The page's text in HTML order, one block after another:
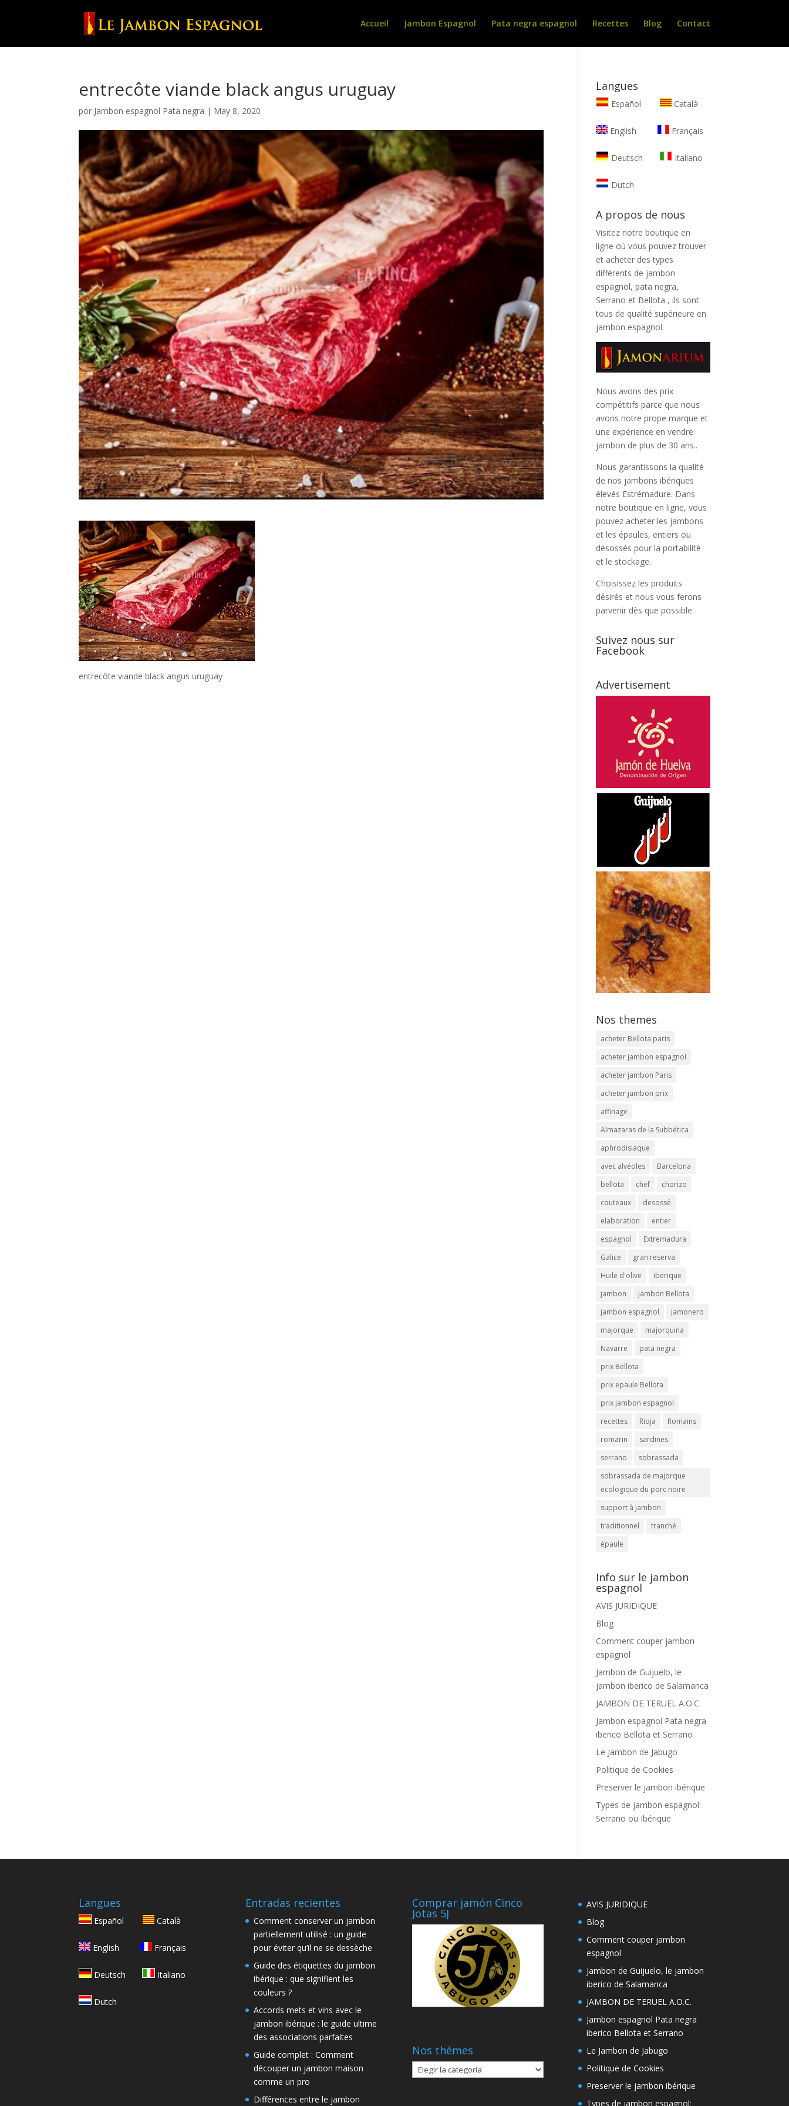
Accueil Jambon Espagnol Pata negra espagnol Recettes Blog Contact
entrecôte viande black angus uruguay
por Jambon espagnol Pata negra | May 8, 2020
entrecôte viande black angus uruguay
Langues
Español Català
English Français
Deutsch Italiano
Dutch
A propos de nous
Visitez notre boutique en
ligne où vous pouvez trouver
et acheter des types
différents de jambon
espagnol, pata negra,
Serrano et Bellota , ils sont
tous de qualité supérieure en
jambon espagnol.
Nous avons des prix
compétitifs parce que nous
avons notre prope marque et
une expérience en vendre
jambon de plus de 30 ans..
Nous garantissons la qualité
de nos jambons ibériques
élevés Estrémadure. Dans
notre boutique en ligne, vous
pouvez acheter les jambons
et les épaules, entiers ou
désossés pour la portabilité
et le stockage.
Choisissez les produits
désirés et nous vous ferons
parvenir dès que possible.
Suivez nous sur
Facebook
Advertisement
Nos themes
acheter Bellota paris
acheter jambon espagnol
acheter jambon Paris
acheter jambon prix
affinage
Almazaras de la Subbética
aphrodisiaque
avec alvéoles
Barcelona
bellota
chef
chorizo
couteaux
desossé
elaboration
entier
espagnol
Extremadura
Galice
gran reserva
Huile d'olive
iberique
jambon
jambon Bellota
jambon espagnol
jamonero
majorque
majorquina
Navarre
pata negra
prix Bellota
prix epaule Bellota
prix jambon espagnol
recettes
Rioja
Romains
romarin
sardines
serrano
sobrassada
sobrassada de majorque
ecologique du porc noire
support à jambon
traditionnel
tranché
épaule
Info sur le jambon
espagnol
AVIS JURIDIQUE
Blog
Comment couper jambon
espagnol
Jambon de Guijuelo, le
jambon iberico de Salamanca
JAMBON DE TERUEL A.O.C.
Jambon espagnol Pata negra
iberico Bellota et Serrano
Le Jambon de Jabugo
Politique de Cookies
Preserver le jambon ibérique
Types de jambon espagnol:
Serrano ou Ibérique
Langues
Español Català
English Français
Deutsch Italiano
Dutch
Entradas recientes
Comment conserver un jambon
partiellement utilisé : un guide
pour éviter qu’il ne se dessèche
Guide des étiquettes du jambon
ibérique : que signifient les
couleurs ?
Accords mets et vins avec le
jambon ibérique : le guide ultime
des associations parfaites
Guide complet : Comment
découper un jambon maison
comme un pro
Différences entre le jambon
Comprar jamón Cinco
Jotas 5J
Nos thémes
Nos
thémes
AVIS JURIDIQUE
Blog
Comment couper jambon
espagnol
Jambon de Guijuelo, le jambon
iberico de Salamanca
JAMBON DE TERUEL A.O.C.
Jambon espagnol Pata negra
iberico Bellota et Serrano
Le Jambon de Jabugo
Politique de Cookies
Preserver le jambon ibérique
Types de jambon espagnol: